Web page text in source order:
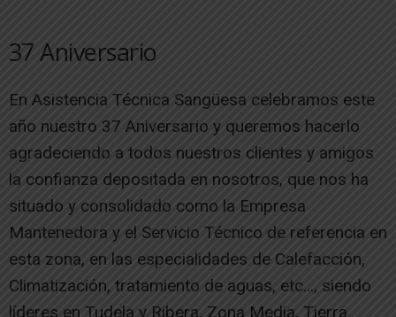
37 Aniversario
En Asistencia Técnica Sangüesa celebramos este
año nuestro 37 Aniversario y queremos hacerlo
agradeciendo a todos nuestros clientes y amigos
la confianza depositada en nosotros, que nos ha
situado y consolidado como la Empresa
Mantenedora y el Servicio Técnico de referencia en
esta zona, en las especialidades de Calefacción,
Climatización, tratamiento de aguas, etc…, siendo
líderes en Tudela y Ribera, Zona Media, Tierra